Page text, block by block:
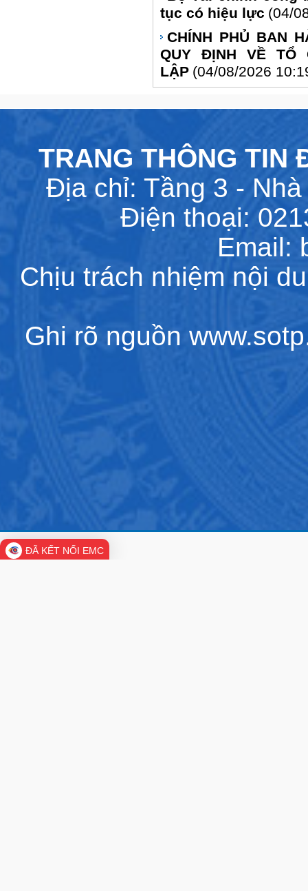
tục có hiệu lực (04/
CHÍNH PHỦ BAN
QUY ĐỊNH VỀ TỔ
LẬP (04/08/2026
TRANG THÔNG TIN
Địa chỉ: Tầng 3 -
Điện thoại:
Email:
Chịu trách nhiệm nội
Ghi rõ nguồn
ĐÃ KẾT NỐI EMC